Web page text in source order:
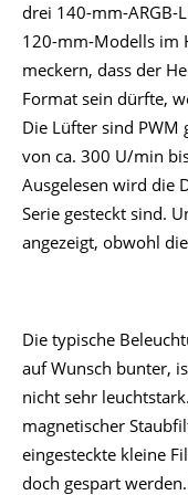
drei 140-mm-ARGB-
120-mm-Modells im
meckern, dass der
Format sein dürfte,
Die Lüfter sind PWM
von ca. 300 U/min
Ausgelesen wird die
Serie gesteckt sind.
angezeigt, obwohl
Die typische
auf Wunsch bunter,
nicht sehr
magnetischer
eingesteckte kleine
doch gespart